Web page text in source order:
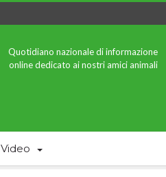
Quotidiano nazionale di informazione
online dedicato ai nostri amici animali
Video